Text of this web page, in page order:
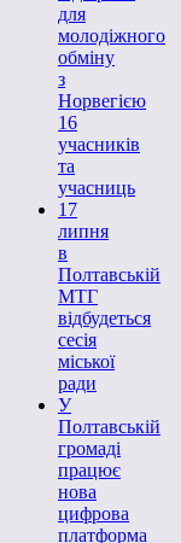
для
молодіжного
обміну
з
Норвегією
16
учасників
та
учасниць
17
липня
в
Полтавській
МТГ
відбудеться
сесія
міської
ради
У
Полтавській
громаді
працює
нова
цифрова
платформа